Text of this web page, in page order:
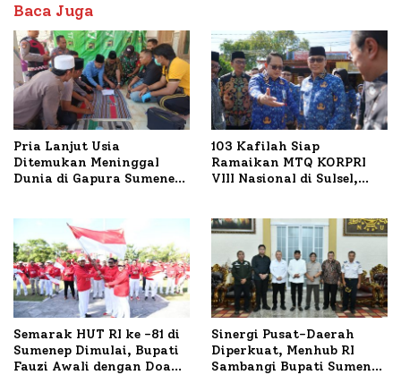
Baca Juga
Pria Lanjut Usia
Ditemukan Meninggal
Dunia di Gapura Sumenep,
103 Kafilah Siap
Ramaikan MTQ KORPRI
VIII Nasional di Sulsel,
Semarak HUT RI ke -81 di
Sumenep Dimulai, Bupati
Fauzi Awali dengan Doa
Sinergi Pusat-Daerah
Diperkuat, Menhub RI
Sambangi Bupati Sumenep